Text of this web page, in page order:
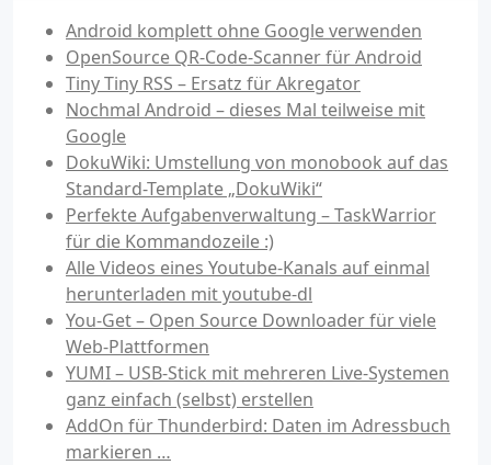
Android komplett ohne Google verwenden
OpenSource QR-Code-Scanner für Android
Tiny Tiny RSS – Ersatz für Akregator
Nochmal Android – dieses Mal teilweise mit
Google
DokuWiki: Umstellung von monobook auf das
Standard-Template „DokuWiki“
Perfekte Aufgabenverwaltung – TaskWarrior
für die Kommandozeile :)
Alle Videos eines Youtube-Kanals auf einmal
herunterladen mit youtube-dl
You-Get – Open Source Downloader für viele
Web-Plattformen
YUMI – USB-Stick mit mehreren Live-Systemen
ganz einfach (selbst) erstellen
AddOn für Thunderbird: Daten im Adressbuch
markieren …